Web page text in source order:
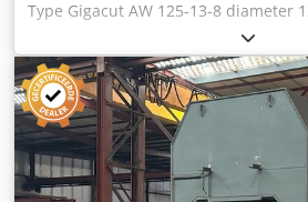
Type Gigacut AW 125-13-8 diameter
40 mm Codpshzt E Tefx Akljrf Gewicht